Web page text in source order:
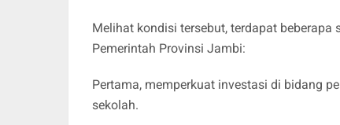
Melihat kondisi tersebut, terdapat
Pemerintah Provinsi Jambi:
Pertama, memperkuat investasi di bidang
sekolah.